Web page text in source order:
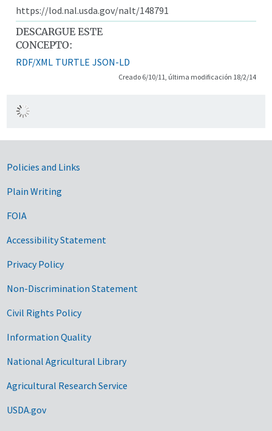
https://lod.nal.usda.gov/nalt/148791
DESCARGUE ESTE
CONCEPTO:
RDF/XML TURTLE JSON-LD
Creado 6/10/11, última modificación 18/2/14
Government Links
Policies and Links
Plain Writing
FOIA
Accessibility Statement
Privacy Policy
Non-Discrimination Statement
Civil Rights Policy
Information Quality
National Agricultural Library
Agricultural Research Service
USDA.gov